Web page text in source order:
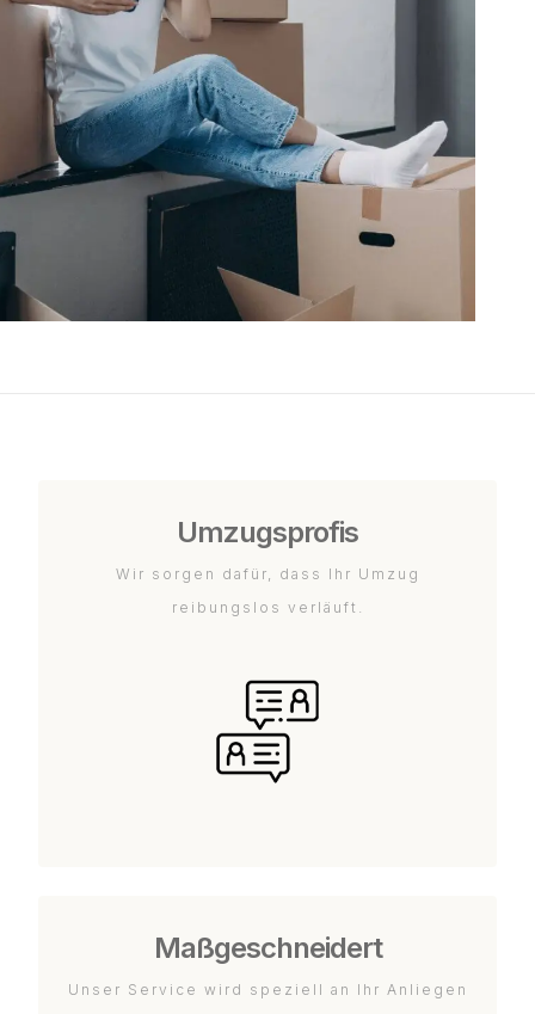
Umzugsprofis
Wir sorgen dafür, dass Ihr Umzug
reibungslos verläuft.
Maßgeschneidert
Unser Service wird speziell an Ihr Anliegen